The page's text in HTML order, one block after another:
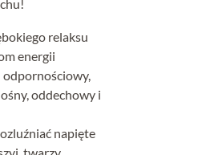
relaksu
energii
odpornościowy,
oddechowy i
napięte